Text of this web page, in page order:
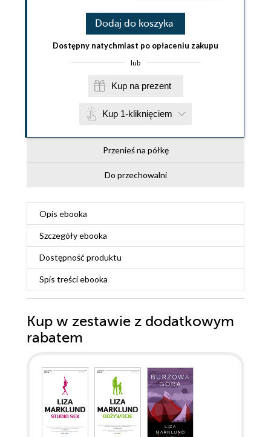
Dodaj do koszyka
Dostępny natychmiast po opłaceniu zakupu
lub
Kup na prezent
Kup 1-kliknięciem
Przenieś na półkę
Do przechowalni
Opis ebooka
Szczegółyebooka
Dostępność produktu
Spis treściebooka
Kup w zestawie z dodatkowym
rabatem